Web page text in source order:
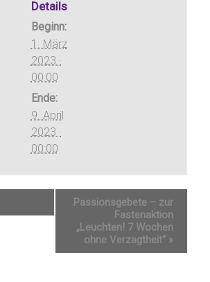
Details
Beginn:
1. März
2023 ·
00:00
Ende:
9. April
2023 ·
00:00
Passionsgebete – zur
Fastenaktion
„Leuchten! 7 Wochen
ohne Verzagtheit“ »